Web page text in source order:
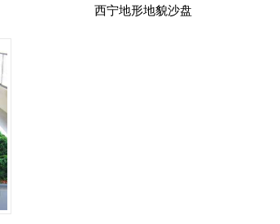
西宁地形地貌沙盘